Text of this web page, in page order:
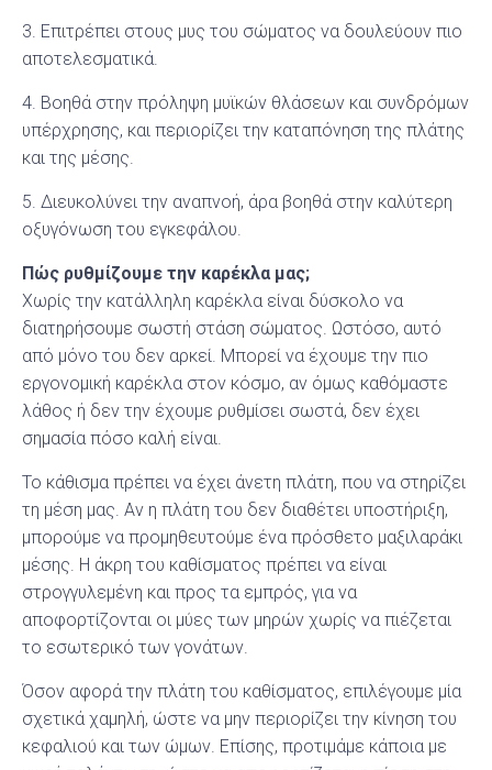
3. Επιτρέπει στους μυς του σώματος να δουλεύουν πιο
αποτελεσματικά.
4. Βοηθά στην πρόληψη μυϊκών θλάσεων και συνδρόμων
υπέρχρησης, και περιορίζει την καταπόνηση της πλάτης
και της μέσης.
5. Διευκολύνει την αναπνοή, άρα βοηθά στην καλύτερη
οξυγόνωση του εγκεφάλου.
Πώς ρυθμίζουμε την καρέκλα μας;
Χωρίς την κατάλληλη καρέκλα είναι δύσκολο να
διατηρήσουμε σωστή στάση σώματος. Ωστόσο, αυτό
από μόνο του δεν αρκεί. Μπορεί να έχουμε την πιο
εργονομική καρέκλα στον κόσμο, αν όμως καθόμαστε
λάθος ή δεν την έχουμε ρυθμίσει σωστά, δεν έχει
σημασία πόσο καλή είναι.
Το κάθισμα πρέπει να έχει άνετη πλάτη, που να στηρίζει
τη μέση μας. Αν η πλάτη του δεν διαθέτει υποστήριξη,
μπορούμε να προμηθευτούμε ένα πρόσθετο μαξιλαράκι
μέσης. Η άκρη του καθίσματος πρέπει να είναι
στρογγυλεμένη και προς τα εμπρός, για να
αποφορτίζονται οι μύες των μηρών χωρίς να πιέζεται
το εσωτερικό των γονάτων.
Όσον αφορά την πλάτη του καθίσματος, επιλέγουμε μία
σχετικά χαμηλή, ώστε να μην περιορίζει την κίνηση του
κεφαλιού και των ώμων. Επίσης, προτιμάμε κάποια με